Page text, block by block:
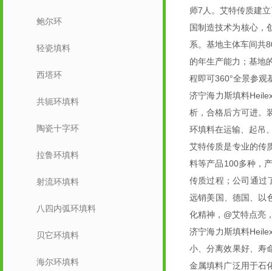
鲍尔环
轻瓷填料
西塔环
共轭环填料
陶瓷十字环
拉鲁环填料
射流环填料
八四内弧环填料
贝它环填料
海尔环填料
师7人。艾特传质建
国制造技术为核心，
系。基地主体车间共
的年生产能力；基地
程即可360°全景参观
济宁海力斯填料
析，合格后方可进。
环填料在运输、起吊
艾特传质是专业的传
料等产品100多种，
传质过程；公司通过
远销美国、德国、以
化精神，@艾特点亮
济宁海力斯填料
小、分离效果好、寿
金属填料广泛用于石